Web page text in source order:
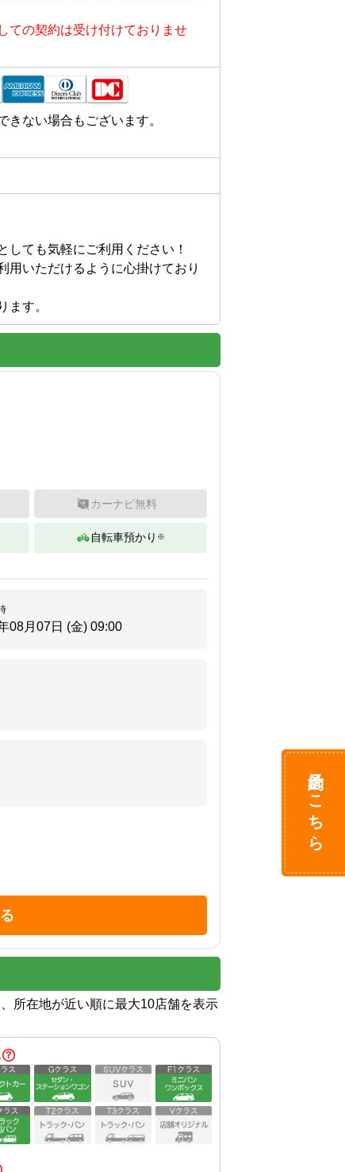
ての契約は受け付けておりませ
きない場合もございます。
しても気軽にご利用ください！
用いただけるように心掛けており
ます。
カーナビ無料
自転車預かり ※
08月07日 (金) 09:00
所在地が近い順に最大10店舗を表示
予約はこちら